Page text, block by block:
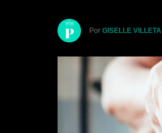
Por GISELLE VILLETA